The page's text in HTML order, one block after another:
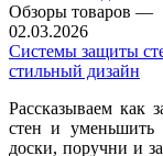
Обзоры товаров —
02.03.2026
Системы защиты
стильный дизайн
Рассказываем как
стен и уменьшить
доски, поручни и